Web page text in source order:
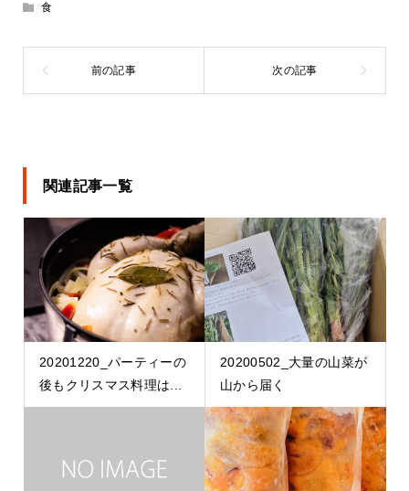
食
関連記事一覧
20201220_パーティーの
後もクリスマス料理は...
20200502_大量の山菜が
山から届く